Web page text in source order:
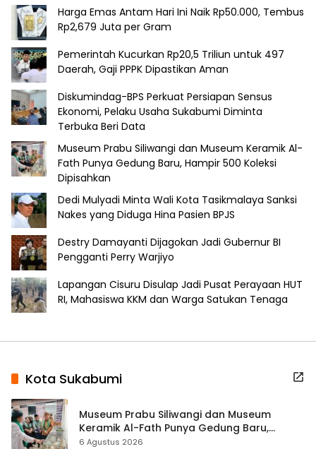
Harga Emas Antam Hari Ini Naik Rp50.000, Tembus
Rp2,679 Juta per Gram
Pemerintah Kucurkan Rp20,5 Triliun untuk 497
Daerah, Gaji PPPK Dipastikan Aman
Diskumindag-BPS Perkuat Persiapan Sensus
Ekonomi, Pelaku Usaha Sukabumi Diminta
Terbuka Beri Data
Museum Prabu Siliwangi dan Museum Keramik Al-
Fath Punya Gedung Baru, Hampir 500 Koleksi
Dipisahkan
Dedi Mulyadi Minta Wali Kota Tasikmalaya Sanksi
Nakes yang Diduga Hina Pasien BPJS
Destry Damayanti Dijagokan Jadi Gubernur BI
Pengganti Perry Warjiyo
Lapangan Cisuru Disulap Jadi Pusat Perayaan HUT
RI, Mahasiswa KKM dan Warga Satukan Tenaga
Kota Sukabumi
Museum Prabu Siliwangi dan Museum
Keramik Al-Fath Punya Gedung Baru,
Hampir 500 Koleksi Dipisahkan
6 Agustus 2026